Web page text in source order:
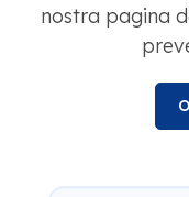
nostra pagina